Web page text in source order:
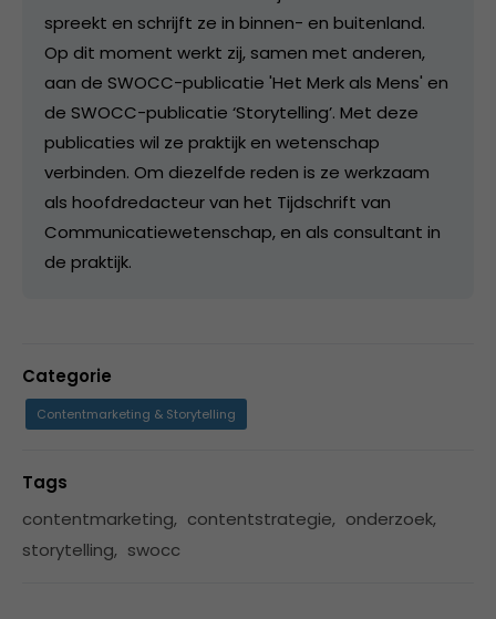
spreekt en schrijft ze in binnen- en buitenland.
Op dit moment werkt zij, samen met anderen,
aan de SWOCC-publicatie 'Het Merk als Mens' en
de SWOCC-publicatie ‘Storytelling’. Met deze
publicaties wil ze praktijk en wetenschap
verbinden. Om diezelfde reden is ze werkzaam
als hoofdredacteur van het Tijdschrift van
Communicatiewetenschap, en als consultant in
de praktijk.
Categorie
Contentmarketing & Storytelling
Tags
contentmarketing, contentstrategie, onderzoek,
storytelling, swocc